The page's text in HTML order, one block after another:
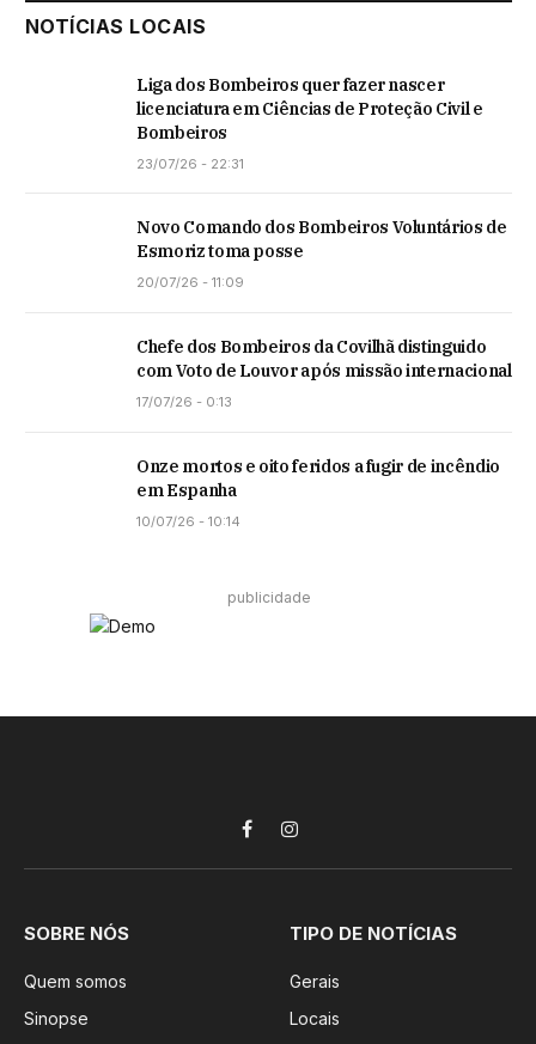
NOTÍCIAS LOCAIS
Liga dos Bombeiros quer fazer nascer
licenciatura em Ciências de Proteção Civil e
Bombeiros
23/07/26 - 22:31
Novo Comando dos Bombeiros Voluntários de
Esmoriz toma posse
20/07/26 - 11:09
Chefe dos Bombeiros da Covilhã distinguido
com Voto de Louvor após missão internacional
17/07/26 - 0:13
Onze mortos e oito feridos a fugir de incêndio
em Espanha
10/07/26 - 10:14
publicidade
FacebookInstagram
SOBRE NÓS
Quem somos
Sinopse
TIPO DE NOTÍCIAS
Gerais
Locais